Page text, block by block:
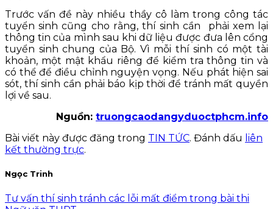
Trước vấn đề này nhiều thầy cô làm trong công tác
tuyển sinh cũng cho rằng, thí sinh cần phải xem lại
thông tin của mình sau khi dữ liệu được đưa lên cổng
tuyển sinh chung của Bộ. Vì mỗi thí sinh có một tài
khoản, một mật khẩu riêng để kiểm tra thông tin và
có thể để điều chỉnh nguyện vọng. Nếu phát hiện sai
sót, thí sinh cần phải báo kịp thời để tránh mất quyền
lợi về sau.
Nguồn: truongcaodangyduoctphcm.info
Bài viết này được đăng trong TIN TỨC. Đánh dấu liên
kết thường trực.
Ngọc Trinh
Tư vấn thí sinh tránh các lỗi mất điểm trong bài thi